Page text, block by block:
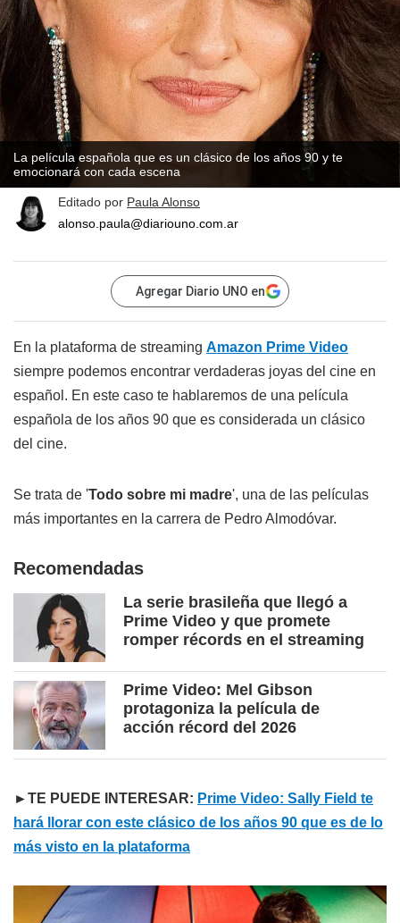
La película española que es un clásico de los años 90 y te
emocionará con cada escena
Editado por Paula Alonso
alonso.paula@diariouno.com.ar
Agregar Diario UNO en
En la plataforma de streaming Amazon Prime Video
siempre podemos encontrar verdaderas joyas del cine en
español. En este caso te hablaremos de una película
española de los años 90 que es considerada un clásico
del cine.
Se trata de 'Todo sobre mi madre', una de las películas
más importantes en la carrera de Pedro Almodóvar.
Recomendadas
La serie brasileña que llegó a
Prime Video y que promete
romper récords en el streaming
Prime Video: Mel Gibson
protagoniza la película de
acción récord del 2026
►TE PUEDE INTERESAR: Prime Video: Sally Field te
hará llorar con este clásico de los años 90 que es de lo
más visto en la plataforma